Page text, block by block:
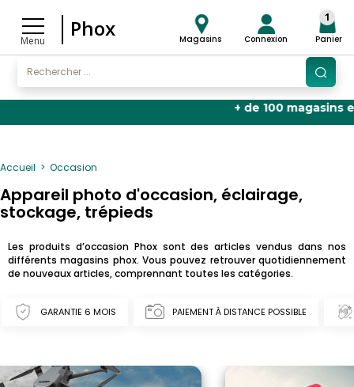
Menu
Phox Magasins Connexion Panier
1
+ de 100 magasins en
Accueil Occasion
Appareil photo d'occasion, éclairage,
stockage, trépieds
Les produits d’occasion Phox sont des articles vendus dans nos
différents magasins phox. Vous pouvez retrouver quotidiennement
de nouveaux articles, comprennant toutes les catégories.
GARANTIE 6 MOIS PAIEMENT À DISTANCE POSSIBLE